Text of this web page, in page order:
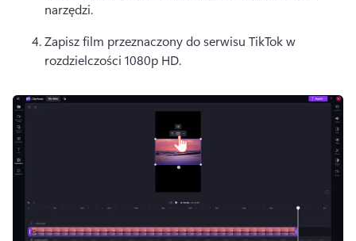
narzędzi.
Zapisz film przeznaczony do serwisu TikTok w
rozdzielczości 1080p HD.